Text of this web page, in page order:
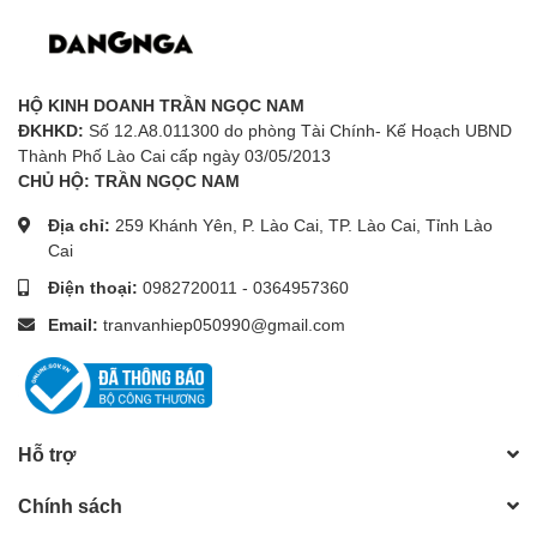
HỘ KINH DOANH TRẦN NGỌC NAM
ĐKHKD: Số 12.A8.011300 do phòng Tài Chính- Kế Hoạch UBND
Thành Phố Lào Cai cấp ngày 03/05/2013
CHỦ HỘ: TRẦN NGỌC NAM
Địa chỉ: 259 Khánh Yên, P. Lào Cai, TP. Lào Cai, Tỉnh Lào
Cai
Điện thoại: 0982720011 - 0364957360
Email: tranvanhiep050990@gmail.com
Hỗ trợ
Chính sách